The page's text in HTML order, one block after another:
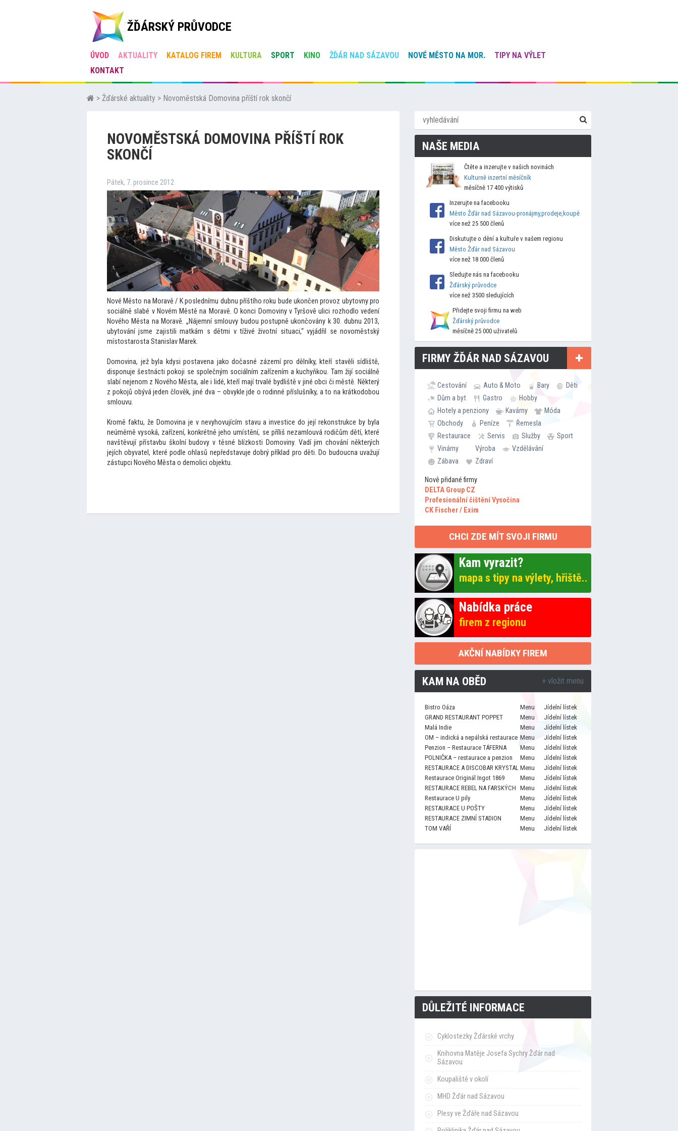
ŽĎÁRSKÝ PRŮVODCE
ÚVOD AKTUALITY KATALOG FIREM KULTURA SPORT KINO ŽĎÁR NAD SÁZAVOU NOVÉ MĚSTO NA MOR.
TIPY NA VÝLET
KONTAKT
> Žďárské aktuality > Novoměstská Domovina příští rok skončí
NOVOMĚSTSKÁ DOMOVINA PŘÍŠTÍ ROK
SKONČÍ
Pátek, 7. prosince 2012
Nové Město na Moravě / K poslednímu dubnu příštího roku bude ukončen provoz ubytovny pro
sociálně slabé v Novém Městě na Moravě. O konci Domoviny v Tyršově ulici rozhodlo vedení
Nového Města na Moravě. „Nájemní smlouvy budou postupně ukončovány k 30. dubnu 2013,
ubytování jsme zajistili matkám s dětmi v tíživé životní situaci,“ vyjádřil se novoměstský
místostarosta Stanislav Marek.
Domovina, jež byla kdysi postavena jako dočasné zázemí pro dělníky, kteří stavěli sídliště,
disponuje šestnácti pokoji se společným sociálním zařízením a kuchyňkou. Tam žijí sociálně
slabí nejenom z Nového Města, ale i lidé, kteří mají trvalé bydliště v jiné obci či městě. Některý
z pokojů obývá jeden člověk, jiné dva – obvykle jde o rodinné příslušníky, ato na krátkodobou
smlouvu.
Kromě faktu, že Domovina je v nevyhovujícím stavu a investice do její rekonstrukce by byla
neúměrně vysoká, zařízení, konkrétně jeho umístění, se příliš nezamlouvá rodičům dětí, které
navštěvují přístavbu školní budovy v těsné blízkosti Domoviny. Vadí jim chování některých
jejích obyvatel, které podle ohlasů nepředstavuje dobrý příklad pro děti. Do budoucna uvažují
zástupci Nového Města o demolici objektu.
NAŠE MEDIA
Čtěte a inzerujte v našich novinách
Kulturně inzertní měsíčník
měsíčně 17 400 výtisků
Inzerujte na facebooku
Město Žďár nad Sázavou-pronájmy,prodeje,koupě
více než 25 500 členů
Diskutujte o dění a kultuře v našem regionu
Město Žďár nad Sázavou
více než 18 000 členů
Sledujte nás na facebooku
Žďárský průvodce
více než 3500 sledujících
Přidejte svoji firmu na web
Žďárský průvodce
měsíčně 25 000 uživatelů
FIRMY ŽĎÁR NAD SÁZAVOU
Cestování Auto & Moto Bary
Děti
Dům a byt
Gastro
Hobby
Hotely a penziony
Kavárny
Móda
Obchody
Peníze
Řemesla
Restaurace
Servis Služby
Sport
Vinárny
Výroba
Vzdělávání
Zábava
Zdraví
Nově přidané firmy
DELTA Group CZ
Profesionální čištění Vysočina
CK Fischer / Exim
CHCI ZDE MÍT SVOJI FIRMU
Kam vyrazit?
mapa s tipy na výlety, hřiště..
Nabídka práce
firem z regionu
AKČNÍ NABÍDKY FIREM
KAM NA OBĚD + vložit menu
Bistro Oáza Menu
Jídelní lístek
GRAND RESTAURANT POPPET
Menu
Jídelní lístek
Malá Indie
Menu
Jídelní lístek
OM – indická a nepálská restaurace Menu
Jídelní lístek
Penzion – Restaurace TÁFERNA
Menu
Jídelní lístek
POLNIČKA – restaurace a penzion
Menu
Jídelní lístek
RESTAURACE A DISCOBAR KRYSTAL Menu
Jídelní lístek
Restaurace Originál Ingot 1869
Menu
Jídelní lístek
RESTAURACE REBEL NA FARSKÝCH Menu
Jídelní lístek
Restaurace U pily
Menu
Jídelní lístek
RESTAURACE U POŠTY
Menu
Jídelní lístek
RESTAURACE ZIMNÍ STADION
Menu
Jídelní lístek
TOM VAŘÍ
Menu Jídelní lístek
DŮLEŽITÉ INFORMACE
Cyklostezky Žďárské vrchy
Knihovna Matěje Josefa Sychry Žďár nad
Sázavou
Koupaliště v okolí
MHD Žďár nad Sázavou
Plesy ve Žďáře nad Sázavou